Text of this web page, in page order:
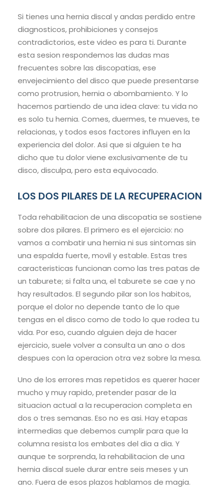
Si tienes una hernia discal y andas perdido entre
diagnosticos, prohibiciones y consejos
contradictorios, este video es para ti. Durante
esta sesion respondemos las dudas mas
frecuentes sobre las discopatias, ese
envejecimiento del disco que puede presentarse
como protrusion, hernia o abombamiento. Y lo
hacemos partiendo de una idea clave: tu vida no
es solo tu hernia. Comes, duermes, te mueves, te
relacionas, y todos esos factores influyen en la
experiencia del dolor. Asi que si alguien te ha
dicho que tu dolor viene exclusivamente de tu
disco, disculpa, pero esta equivocado.
LOS DOS PILARES DE LA RECUPERACION
Toda rehabilitacion de una discopatia se sostiene
sobre dos pilares. El primero es el ejercicio: no
vamos a combatir una hernia ni sus sintomas sin
una espalda fuerte, movil y estable. Estas tres
caracteristicas funcionan como las tres patas de
un taburete; si falta una, el taburete se cae y no
hay resultados. El segundo pilar son los habitos,
porque el dolor no depende tanto de lo que
tengas en el disco como de todo lo que rodea tu
vida. Por eso, cuando alguien deja de hacer
ejercicio, suele volver a consulta un ano o dos
despues con la operacion otra vez sobre la mesa.
Uno de los errores mas repetidos es querer hacer
mucho y muy rapido, pretender pasar de la
situacion actual a la recuperacion completa en
dos o tres semanas. Eso no es asi. Hay etapas
intermedias que debemos cumplir para que la
columna resista los embates del dia a dia. Y
aunque te sorprenda, la rehabilitacion de una
hernia discal suele durar entre seis meses y un
ano. Fuera de esos plazos hablamos de magia.